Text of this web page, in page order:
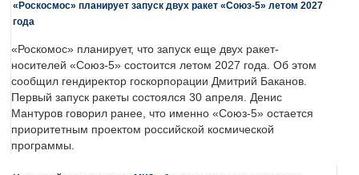
«Роскосмос» планирует запуск двух ракет «Союз-5» летом 2027
года
«Роскомос» планирует, что запуск еще двух ракет-
носителей «Союз-5» состоится летом 2027 года. Об этом
сообщил гендиректор госкорпорации Дмитрий Баканов.
Первый запуск ракеты состоялся 30 апреля. Денис
Мантуров говорил ранее, что именно «Союз-5» остается
приоритетным проектом российской космической
программы.